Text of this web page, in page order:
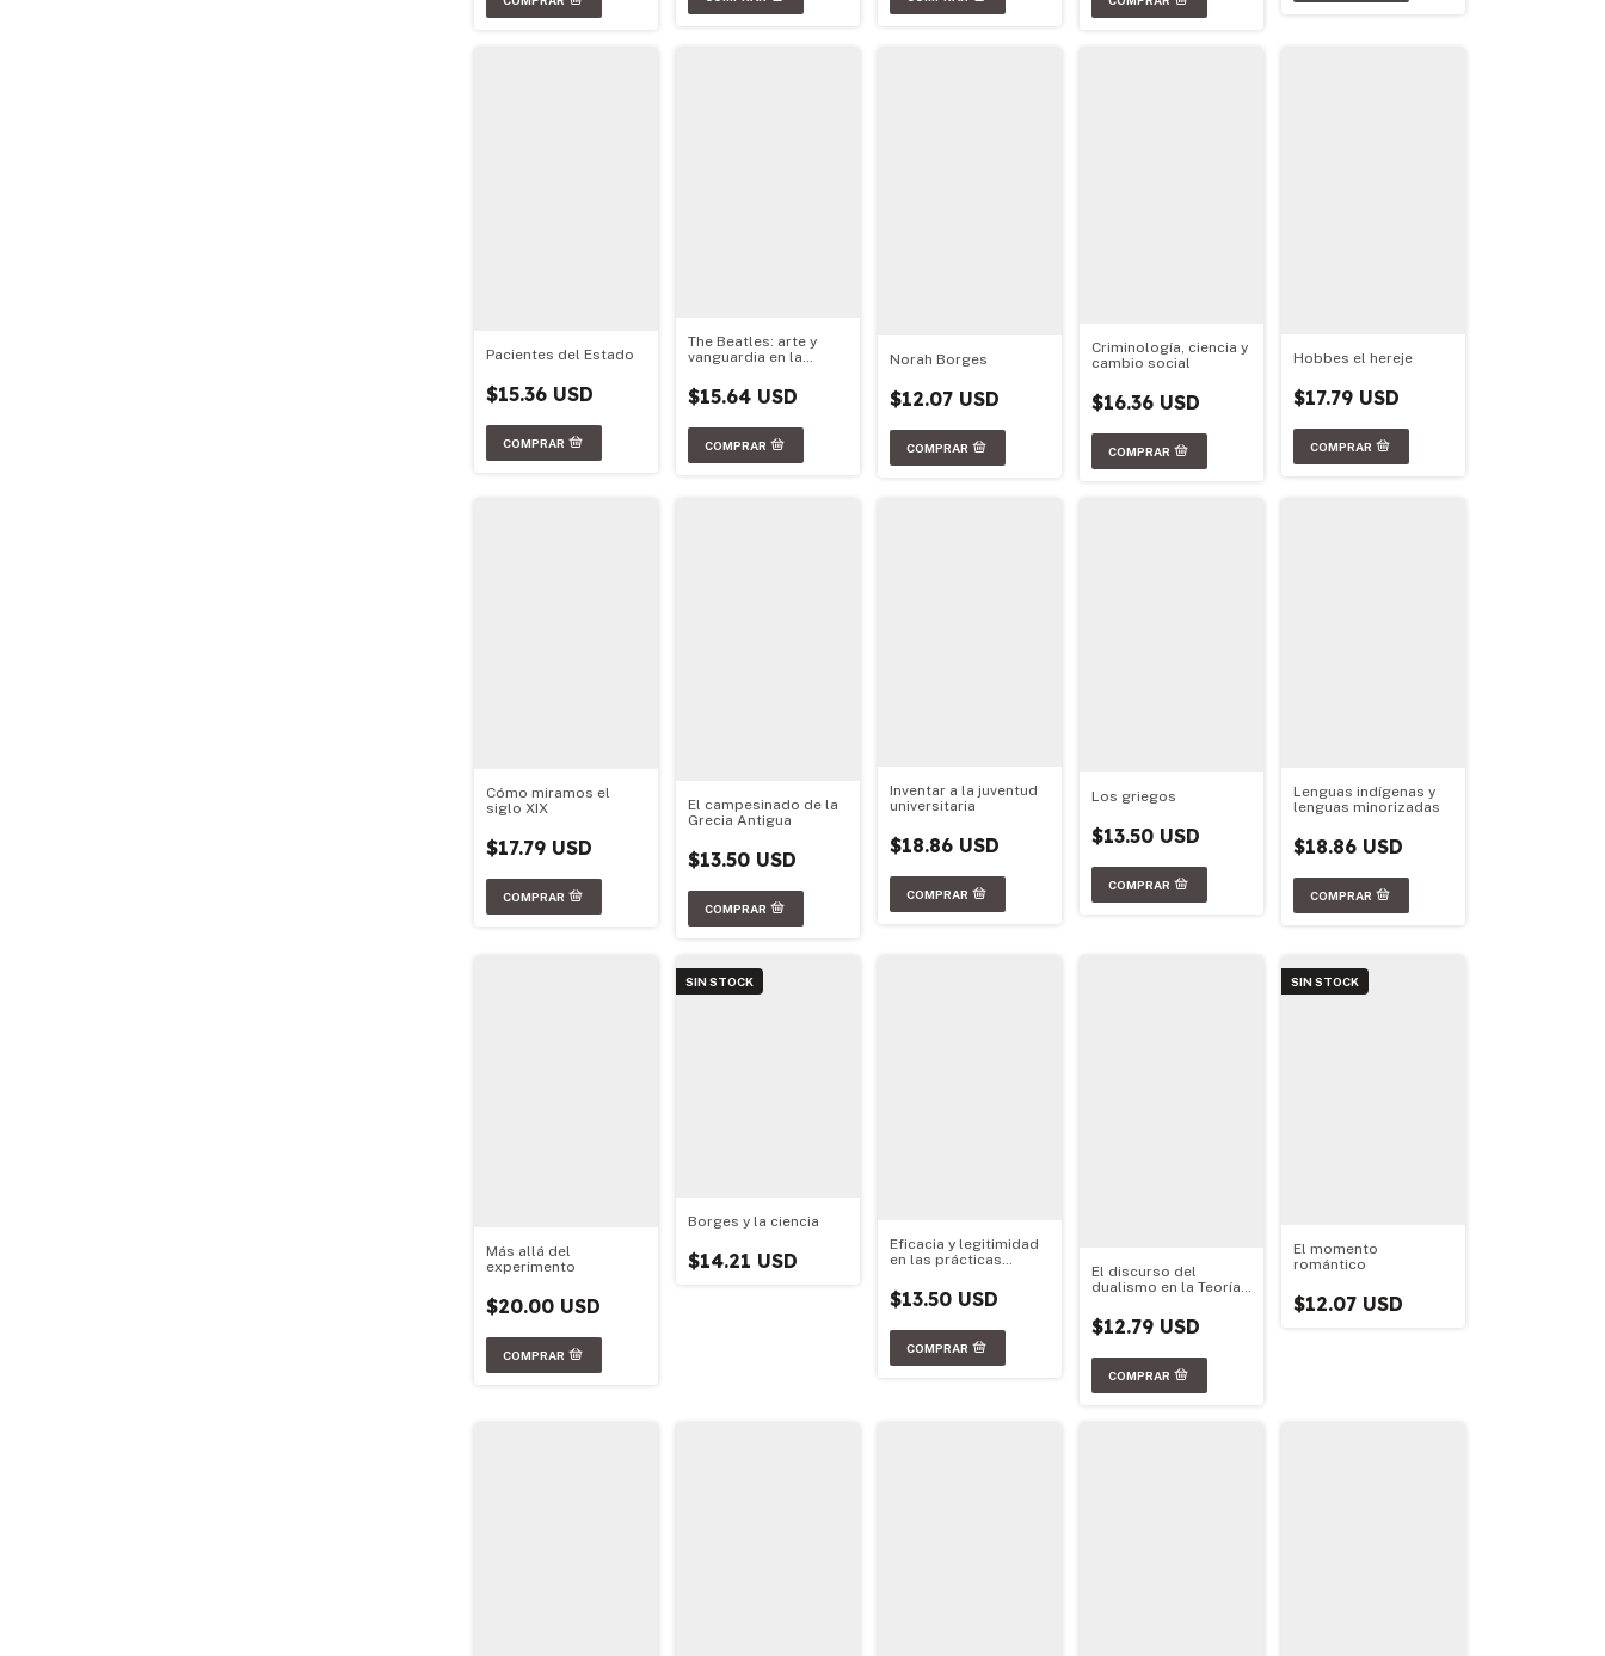
Pacientes del Estado
$15.36 USD
The Beatles: arte y
vanguardia en la
$15.64 USD
Norah Borges
$12.07 USD
Criminología, ciencia y
cambio social
$16.36 USD
Hobbes el hereje
$17.79 USD
Cómo miramos el
siglo XIX
$17.79 USD
El campesinado de la
Grecia Antigua
$13.50 USD
Inventar a la juventud
universitaria
$18.86 USD
Los griegos
$13.50 USD
Lenguas indígenas y
lenguas minorizadas
$18.86 USD
Más allá del
experimento
$20.00 USD
SIN STOCK
Borges y la ciencia
$14.21 USD
Eficacia y legitimidad
en las prácticas
$13.50 USD
El discurso del
dualismo en la Teoría
Contemporánea
$12.79 USD
SIN STOCK
El momento
romántico
$12.07 USD